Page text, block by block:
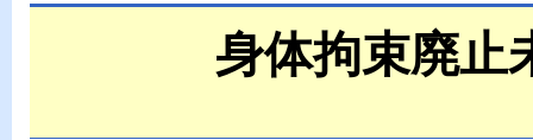
身体拘束廃止